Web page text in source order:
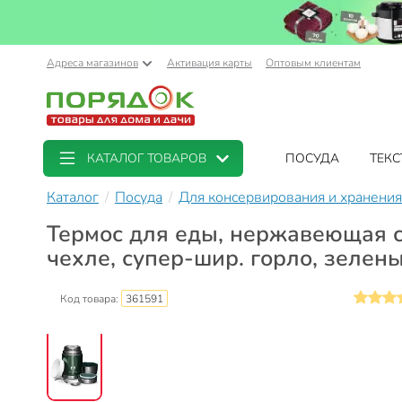
Адреса магазинов Активация карты Оптовым клиентам
КАТАЛОГ ТОВАРОВ ПОСУДА
Каталог Посуда Для консервирования и хранения
Термос для еды, нержавеющая
чехле, супер-шир. горло,
Код товара: 361591